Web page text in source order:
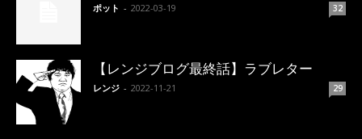
ポット - 2022-03-19 32
【レンジブログ最終話】ラブレター
レンジ - 2022-11-21 29